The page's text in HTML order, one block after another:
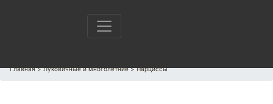
Главная>Луковичные и многолетние>Нарциссы